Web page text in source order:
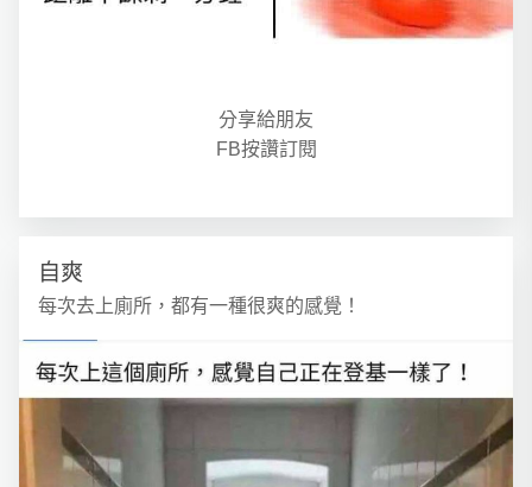
分享給朋友
FB按讚訂閱
自爽
每次去上廁所，都有一種很爽的感覺！